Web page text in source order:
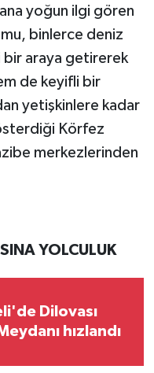
yoğun ilgi gören
binlerce deniz
bir araya getirerek
de keyifli bir
yetişkinlere kadar
Körfez
merkezlerinden
YOLCULUK
Dilovası
hızlandı